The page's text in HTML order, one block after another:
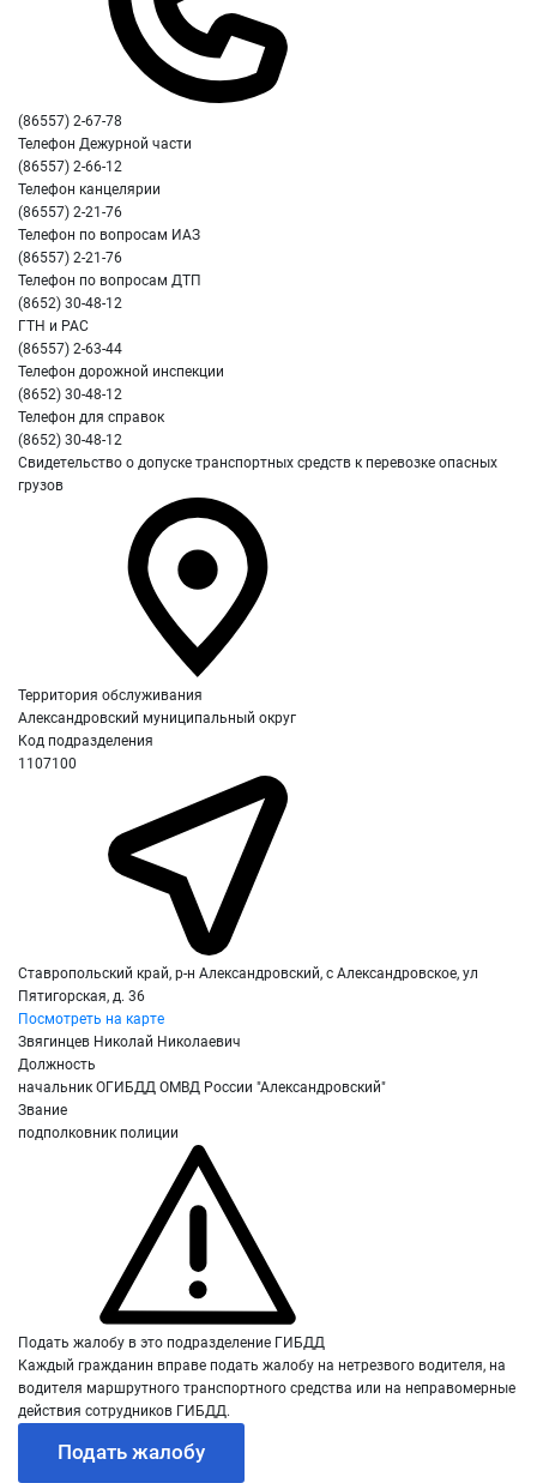
(86557) 2-67-78
Телефон Дежурной части
(86557) 2-66-12
Телефон канцелярии
(86557) 2-21-76
Телефон по вопросам ИАЗ
(86557) 2-21-76
Телефон по вопросам ДТП
(8652) 30-48-12
ГТН и РАС
(86557) 2-63-44
Телефон дорожной инспекции
(8652) 30-48-12
Телефон для справок
(8652) 30-48-12
Свидетельство о допуске транспортных средств к перевозке опасных
грузов
Территория обслуживания
Александровский муниципальный округ
Код подразделения
1107100
Ставропольский край, р-н Александровский, с Александровское, ул
Пятигорская, д. 36
Посмотреть на карте
Звягинцев Николай Николаевич
Должность
начальник ОГИБДД ОМВД России "Александровский"
Звание
подполковник полиции
Подать жалобу в это подразделение ГИБДД
Каждый гражданин вправе подать жалобу на нетрезвого водителя, на
водителя маршрутного транспортного средства или на неправомерные
действия сотрудников ГИБДД.
Подать жалобу